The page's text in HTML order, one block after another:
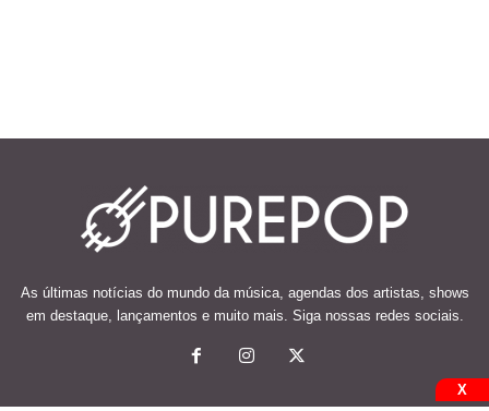
As últimas notícias do mundo da música, agendas dos artistas, shows
em destaque, lançamentos e muito mais. Siga nossas redes sociais.
X